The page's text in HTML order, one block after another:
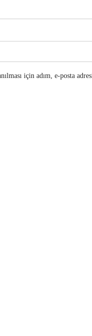
için adım, e-posta